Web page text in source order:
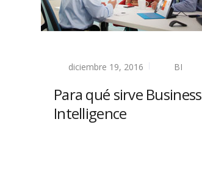
diciembre 19, 2016 BI
Para qué sirve Business
Intelligence